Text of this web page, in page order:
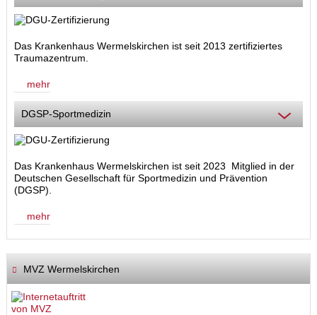
Das Krankenhaus Wermelskirchen ist seit 2013 zertifiziertes
Traumazentrum.
mehr
DGSP-Sportmedizin
Das Krankenhaus Wermelskirchen ist seit 2023 Mitglied in der
Deutschen Gesellschaft für Sportmedizin und Prävention
(DGSP).
mehr
MVZ Wermelskirchen